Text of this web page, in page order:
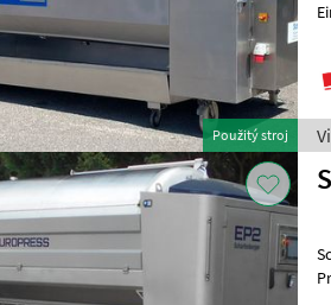
Použitý stroj